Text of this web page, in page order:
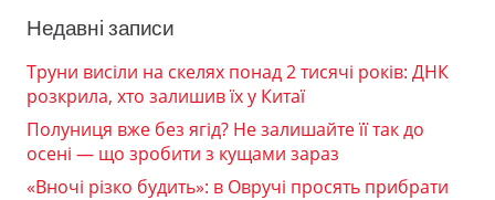
Недавні записи
Труни висіли на скелях понад 2 тисячі років: ДНК
розкрила, хто залишив їх у Китаї
Полуниця вже без ягід? Не залишайте її так до
осені — що зробити з кущами зараз
«Вночі різко будить»: в Овручі просять прибрати